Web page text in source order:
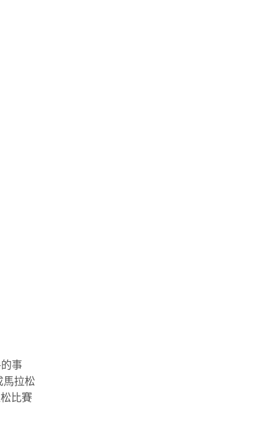
事
馬拉松
比賽